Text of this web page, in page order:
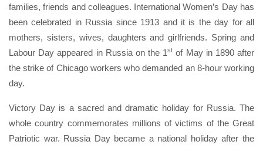
families, friends and colleagues. International Women’s Day has
been celebrated in Russia since 1913 and it is the day for all
mothers, sisters, wives, daughters and girlfriends. Spring and
Labour Day appeared in Russia on the 1st of May in 1890 after
the strike of Chicago workers who demanded an 8-hour working
day.
Victory Day is a sacred and dramatic holiday for Russia. The
whole country commemorates millions of victims of the Great
Patriotic war. Russia Day became a national holiday after the